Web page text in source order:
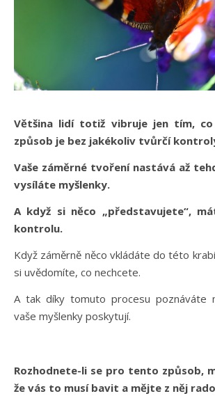
Většina lidí totiž vibruje jen tím,
způsob je bez jakékoliv tvůrčí
Vaše záměrné tvoření nastává až
vysíláte myšlenky.
A když si něco „představujete“,
kontrolu.
Když záměrně něco vkládáte do této
si uvědomíte, co nechcete.
A tak díky tomuto procesu poznáváte
vaše myšlenky poskytují.
Rozhodnete-li se pro tento způsob,
že vás to musí bavit a mějte z něj